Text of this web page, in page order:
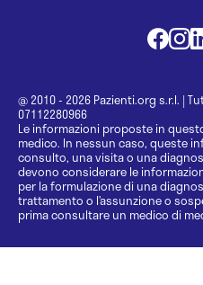
@ 2010 - 2026 Pazienti.org s.r.l. |
07112280966
Le informazioni proposte in
medico. In nessun caso, queste
consulto, una visita o una
devono considerare le
per la formulazione di una
trattamento o l’assunzione o
prima consultare un medico di